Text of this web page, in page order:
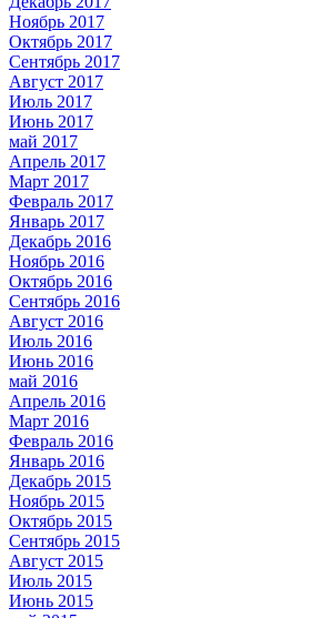
Ноябрь 2017
Октябрь 2017
Сентябрь 2017
Август 2017
Июль 2017
Июнь 2017
май 2017
Апрель 2017
Март 2017
Февраль 2017
Январь 2017
Декабрь 2016
Ноябрь 2016
Октябрь 2016
Сентябрь 2016
Август 2016
Июль 2016
Июнь 2016
май 2016
Апрель 2016
Март 2016
Февраль 2016
Январь 2016
Декабрь 2015
Ноябрь 2015
Октябрь 2015
Сентябрь 2015
Август 2015
Июль 2015
Июнь 2015